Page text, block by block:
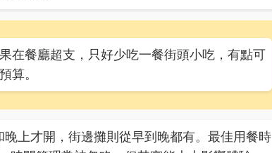
在餐廳超支，只好少吃一餐街頭小吃，有點可
算。
上才開，街邊攤則從早到晚都有。最佳用餐時